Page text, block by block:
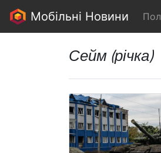
Мобільні Новини
Сейм (річка)